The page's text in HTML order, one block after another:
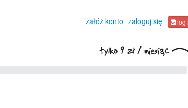
załóż konto zaloguj się log